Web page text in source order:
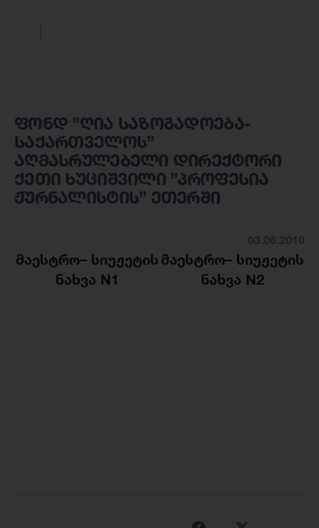
ფონდ ”ღია საზოგადოება-
საქართველოს”
აღმასრულებელი დირექტორი
ქეთი ხუციშვილი ”პროფესია
ჟურნალისტის” ეთერში
მაესტრო– სიუჟეტის
ნახვა N1
მაესტრო– სიუჟეტის
ნახვა N2